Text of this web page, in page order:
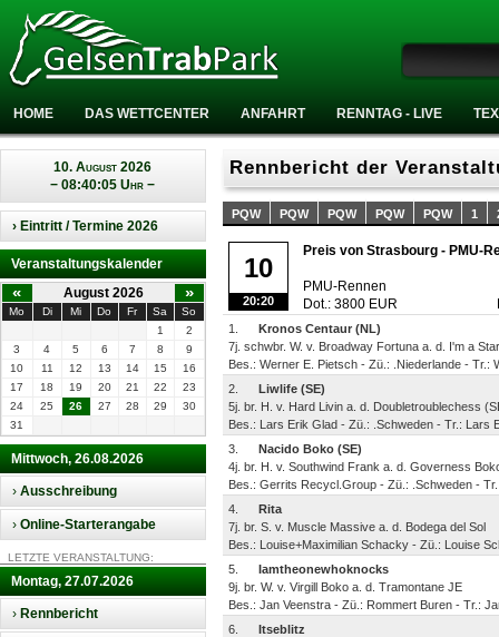
HOME DAS WETTCENTER ANFAHRT RENNTAG - LIVE
10. August 2026
− 08:40:05 Uhr −
› Eintritt / Termine 2026
Veranstaltungskalender
« August 2026 »
Mo Di Mi Do Fr Sa
So
1
2
3
4 5 6 7 8
9
10
11 12 13 14 15
16
17
18 19 20 21 22
23
24
25 26 27 28 29
30
31
Mittwoch, 26.08.2026
› Ausschreibung
› Online-Starterangabe
LETZTE VERANSTALTUNG:
Montag, 27.07.2026
› Rennbericht
Rennbericht der
PQW PQW PQW PQW PQW 1
10
20:20
Preis von Strasbourg - PMU-
PMU-Rennen
Dot.: 3800 EUR
1.
Kronos Centaur (NL)
7j. schwbr. W. v. Broadway Fortuna a. d. I'm a
Bes.: Werner E. Pietsch - Zü.: .Niederlande - Tr.:
2.
Liwlife (SE)
5j. br. H. v. Hard Livin a. d. Doubletroublechess
Bes.: Lars Erik Glad - Zü.: .Schweden - Tr.: Lars
3.
Nacido Boko (SE)
4j. br. H. v. Southwind Frank a. d. Governess
Bes.: Gerrits Recycl.Group - Zü.: .Schweden -
4.
Rita
7j. br. S. v. Muscle Massive a. d. Bodega del Sol
Bes.: Louise+Maximilian Schacky - Zü.: Louise
5.
Iamtheonewhoknocks
9j. br. W. v. Virgill Boko a. d. Tramontane JE
Bes.: Jan Veenstra - Zü.: Rommert Buren - Tr.:
6.
Itseblitz